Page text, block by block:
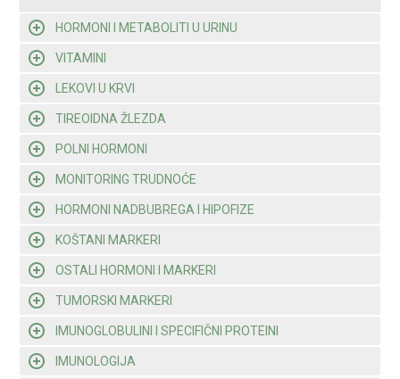
HORMONI I METABOLITI U URINU
VITAMINI
LEKOVI U KRVI
TIREOIDNA ŽLEZDA
POLNI HORMONI
MONITORING TRUDNOĆE
HORMONI NADBUBREGA I HIPOFIZE
KOŠTANI MARKERI
OSTALI HORMONI I MARKERI
TUMORSKI MARKERI
IMUNOGLOBULINI I SPECIFIČNI PROTEINI
IMUNOLOGIJA